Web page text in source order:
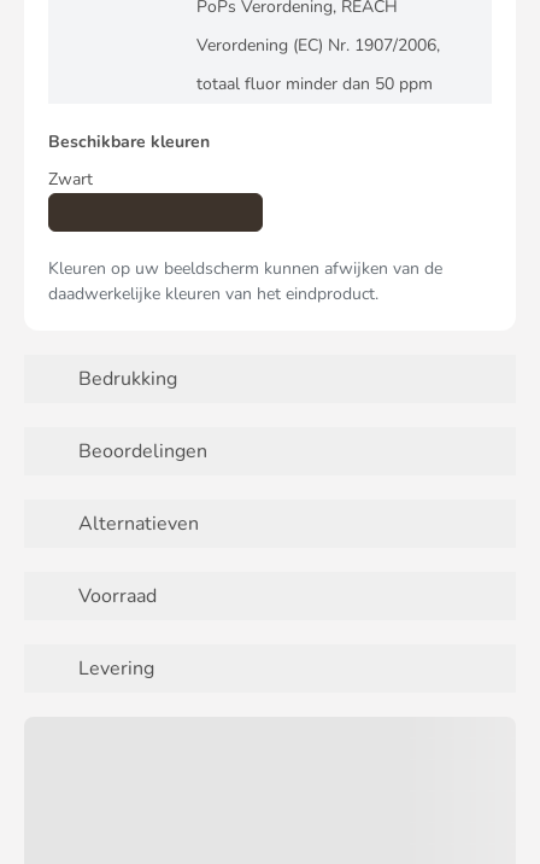
PoPs Verordening, REACH
Verordening (EC) Nr. 1907/2006,
totaal fluor minder dan 50 ppm
Beschikbare kleuren
Zwart
Kleuren op uw beeldscherm kunnen afwijken van de
daadwerkelijke kleuren van het eindproduct.
Bedrukking
Beoordelingen
Alternatieven
Voorraad
Levering